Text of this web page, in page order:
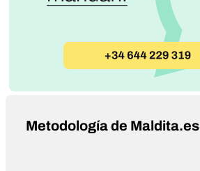
Metodología de Maldita.es